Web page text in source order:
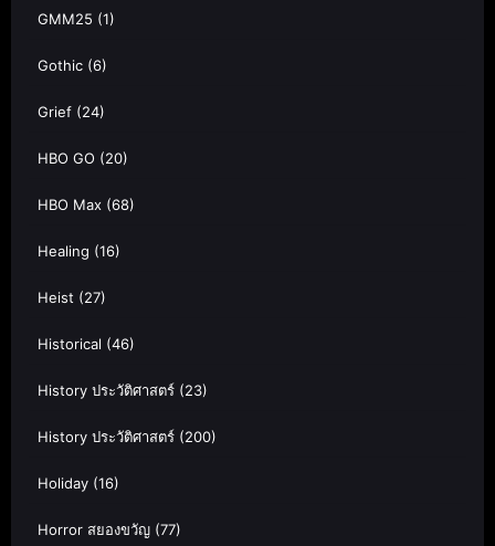
GMM25 (1)
Gothic (6)
Grief (24)
HBO GO (20)
HBO Max (68)
Healing (16)
Heist (27)
Historical (46)
History ประวัติศาสตร์ (23)
History ประวัติศาสตร์ (200)
Holiday (16)
Horror สยองขวัญ (77)